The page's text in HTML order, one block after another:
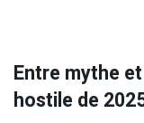
Entre mythe
hostile de